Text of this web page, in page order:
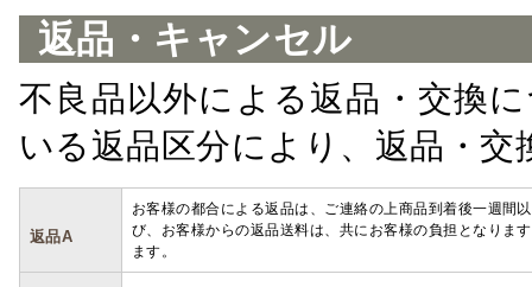
返品・キャンセル
不良品以外による返品・交換
いる返品区分により、返品・
返品A
お客様の都合による返品は、ご連絡の上商品到着後一週間
び、お客様からの返品送料は、共にお客様の負担となりま
ます。